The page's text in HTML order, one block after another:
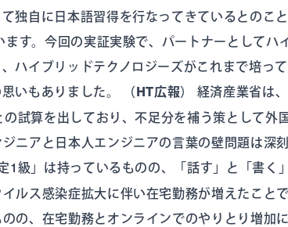
独自に日本語習得を行なってきているとのこ
す。今回の実証実験で、パートナーとしてハ
ハイブリッドテクノロジーズがこれまで培っ
いもありました。
（HT広報） 経済産業省は、
の試算を出しており、不足分を補う策として外
ニアと日本人エンジニアの言葉の壁問題は深
1級」は持っているものの、「話す」と「書く
ルス感染症拡大に伴い在宅勤務が増えたこと
の、在宅勤務とオンラインでのやりとり増加